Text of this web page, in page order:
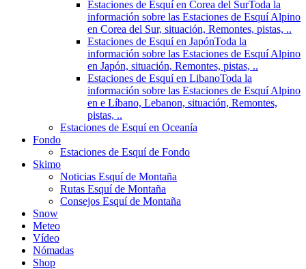
Estaciones de Esquí en Corea del SurToda la
información sobre las Estaciones de Esquí Alpino
en Corea del Sur, situación, Remontes, pistas, ..
Estaciones de Esquí en JapónToda la
información sobre las Estaciones de Esquí Alpino
en Japón, situación, Remontes, pistas, ..
Estaciones de Esquí en LibanoToda la
información sobre las Estaciones de Esquí Alpino
en e Líbano, Lebanon, situación, Remontes,
pistas, ..
Estaciones de Esquí en Oceanía
Fondo
Estaciones de Esquí de Fondo
Skimo
Noticias Esquí de Montaña
Rutas Esquí de Montaña
Consejos Esquí de Montaña
Snow
Meteo
Vídeo
Nómadas
Shop